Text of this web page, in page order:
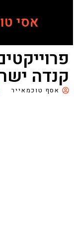
אסי
קנדה
אסף טוכמאייר